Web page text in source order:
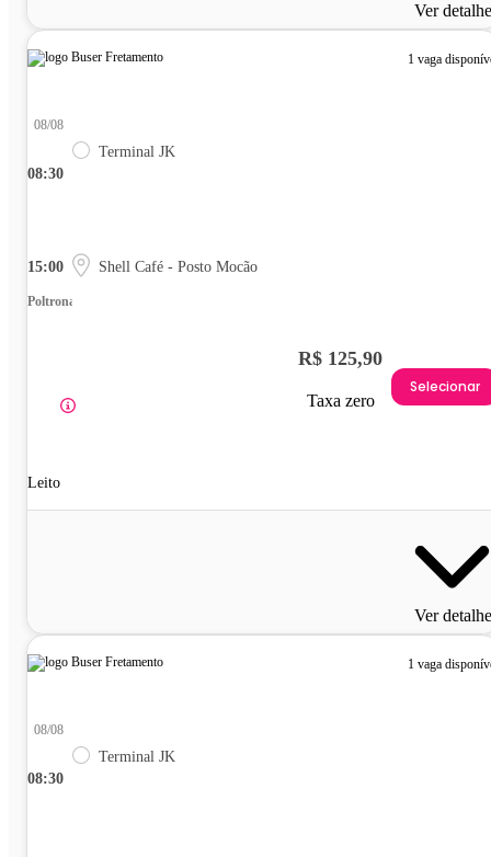
Ver
1 vaga
08:30
08/08
Terminal JK
15:00 Shell Café - Posto Mocão
Poltrona
Leito
R$ 125,90
Taxa zero
Selecionar
Ver
1 vaga
08:30
08/08
Terminal JK